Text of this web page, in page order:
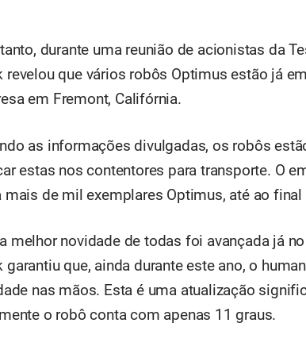
durante uma reunião de acionistas da
revelou que vários robôs Optimus estão já
em Fremont, Califórnia.
as informações divulgadas, os robôs
estas nos contentores para transporte. O
mais de mil exemplares Optimus, até ao
melhor novidade de todas foi avançada já
garantiu que, ainda durante este ano, o
nas mãos. Esta é uma atualização
o robô conta com apenas 11 graus.